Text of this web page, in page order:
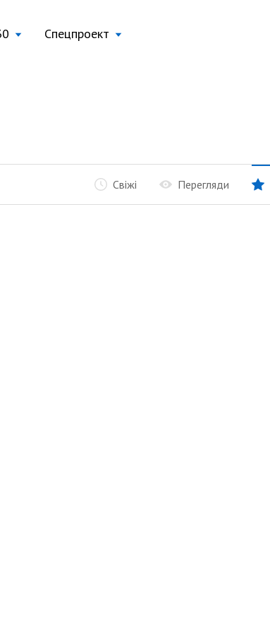
Спецпроект
Свіжі Перегляди